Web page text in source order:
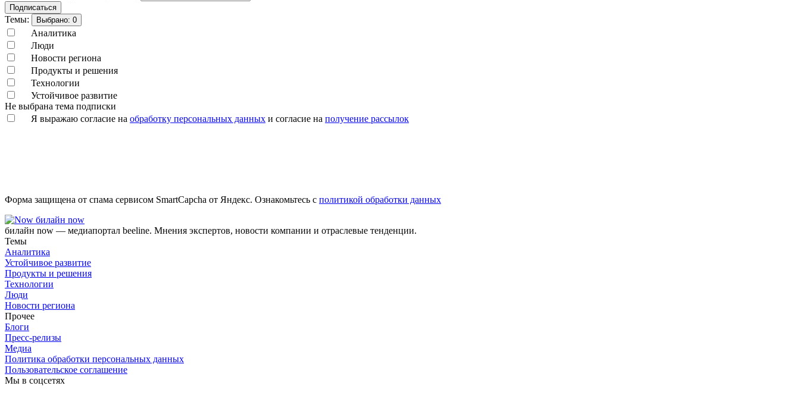
Подписаться
Темы: Выбрано: 0
Аналитика
Люди
Новости региона
Продукты и решения
Технологии
Устойчивое развитие
Не выбрана тема подписки
Я выражаю согласие на обработку персональных данных и согласие на получение рассылок
Форма защищена от спама сервисом SmartCapcha от Яндекс. Ознакомьтесь с политикой обработки данных
билайн now
билайн now — медиапортал beeline. Мнения экспертов, новости компании и отраслевые тенденции.
Темы
Аналитика
Устойчивое развитие
Продукты и решения
Технологии
Люди
Новости региона
Прочее
Блоги
Пресс-релизы
Медиа
Политика обработки персональных данных
Пользовательское соглашение
Мы в соцсетях